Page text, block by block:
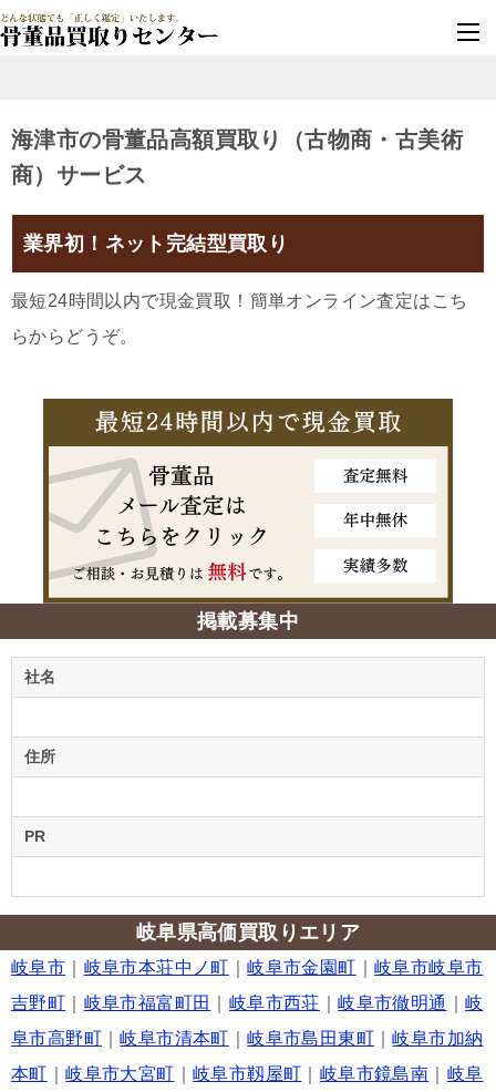
海津市の骨董品高額買取り（古物商・古美術
商）サービス
業界初！ネット完結型買取り
最短24時間以内で現金買取！簡単オンライン査定はこち
らからどうぞ。
掲載募集中
社名
住所
PR
岐阜県高価買取りエリア
岐阜市 岐阜市本荘中ノ町 ｜岐阜市金園町 ｜岐阜市岐阜市
吉野町
岐阜市福富町田 岐阜市西荘 ｜岐阜市徹明通 ｜岐
阜市高野町
｜岐阜市清本町 ｜岐阜市島田東町 ｜岐阜市加納
本町
｜岐阜市大宮町 ｜岐阜市靱屋町 岐阜市鏡島南
岐阜